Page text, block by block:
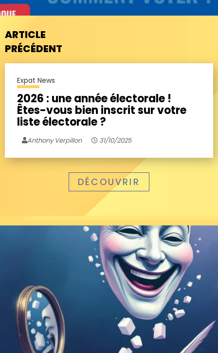
ARTICLE
PRÉCÉDENT
Expat News
2026 : une année électorale !
Êtes-vous bien inscrit sur votre
liste électorale ?
Anthony Verpillon 31/10/2025
DÉCOUVRIR